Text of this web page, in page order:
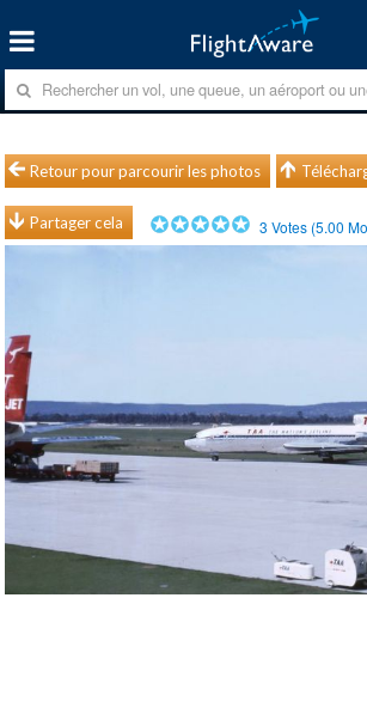
Retour pour parcourir les photos
Partager cela 3 Votes (5.00